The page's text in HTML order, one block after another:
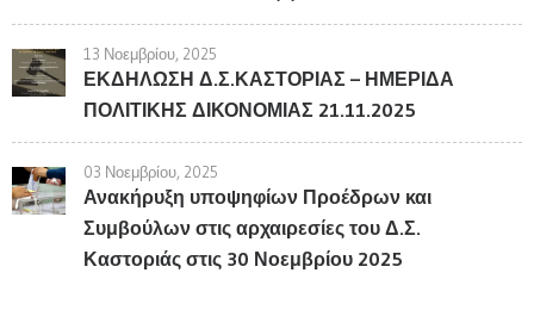
13 Νοεμβρίου, 2025
ΕΚΔΗΛΩΣΗ Δ.Σ.ΚΑΣΤΟΡΙΑΣ – ΗΜΕΡΙΔΑ
ΠΟΛΙΤΙΚΗΣ ΔΙΚΟΝΟΜΙΑΣ 21.11.2025
03 Νοεμβρίου, 2025
Ανακήρυξη υποψηφίων Προέδρων και
Συμβούλων στις αρχαιρεσίες του Δ.Σ.
Καστοριάς στις 30 Νοεμβρίου 2025